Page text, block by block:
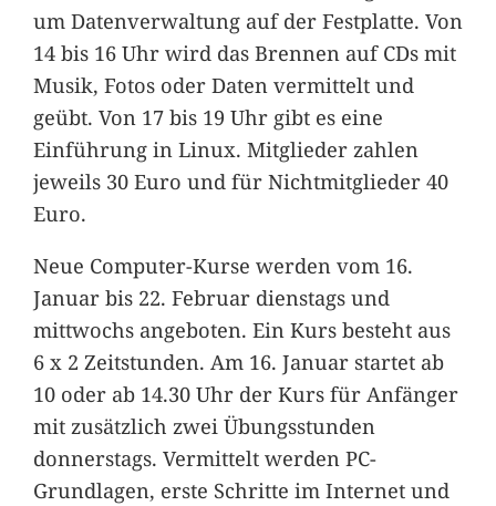
um Datenverwaltung auf der Festplatte. Von
14 bis 16 Uhr wird das Brennen auf CDs mit
Musik, Fotos oder Daten vermittelt und
geübt. Von 17 bis 19 Uhr gibt es eine
Einführung in Linux. Mitglieder zahlen
jeweils 30 Euro und für Nichtmitglieder 40
Euro.
Neue Computer-Kurse werden vom 16.
Januar bis 22. Februar dienstags und
mittwochs angeboten. Ein Kurs besteht aus
6 x 2 Zeitstunden. Am 16. Januar startet ab
10 oder ab 14.30 Uhr der Kurs für Anfänger
mit zusätzlich zwei Übungsstunden
donnerstags. Vermittelt werden PC-
Grundlagen, erste Schritte im Internet und